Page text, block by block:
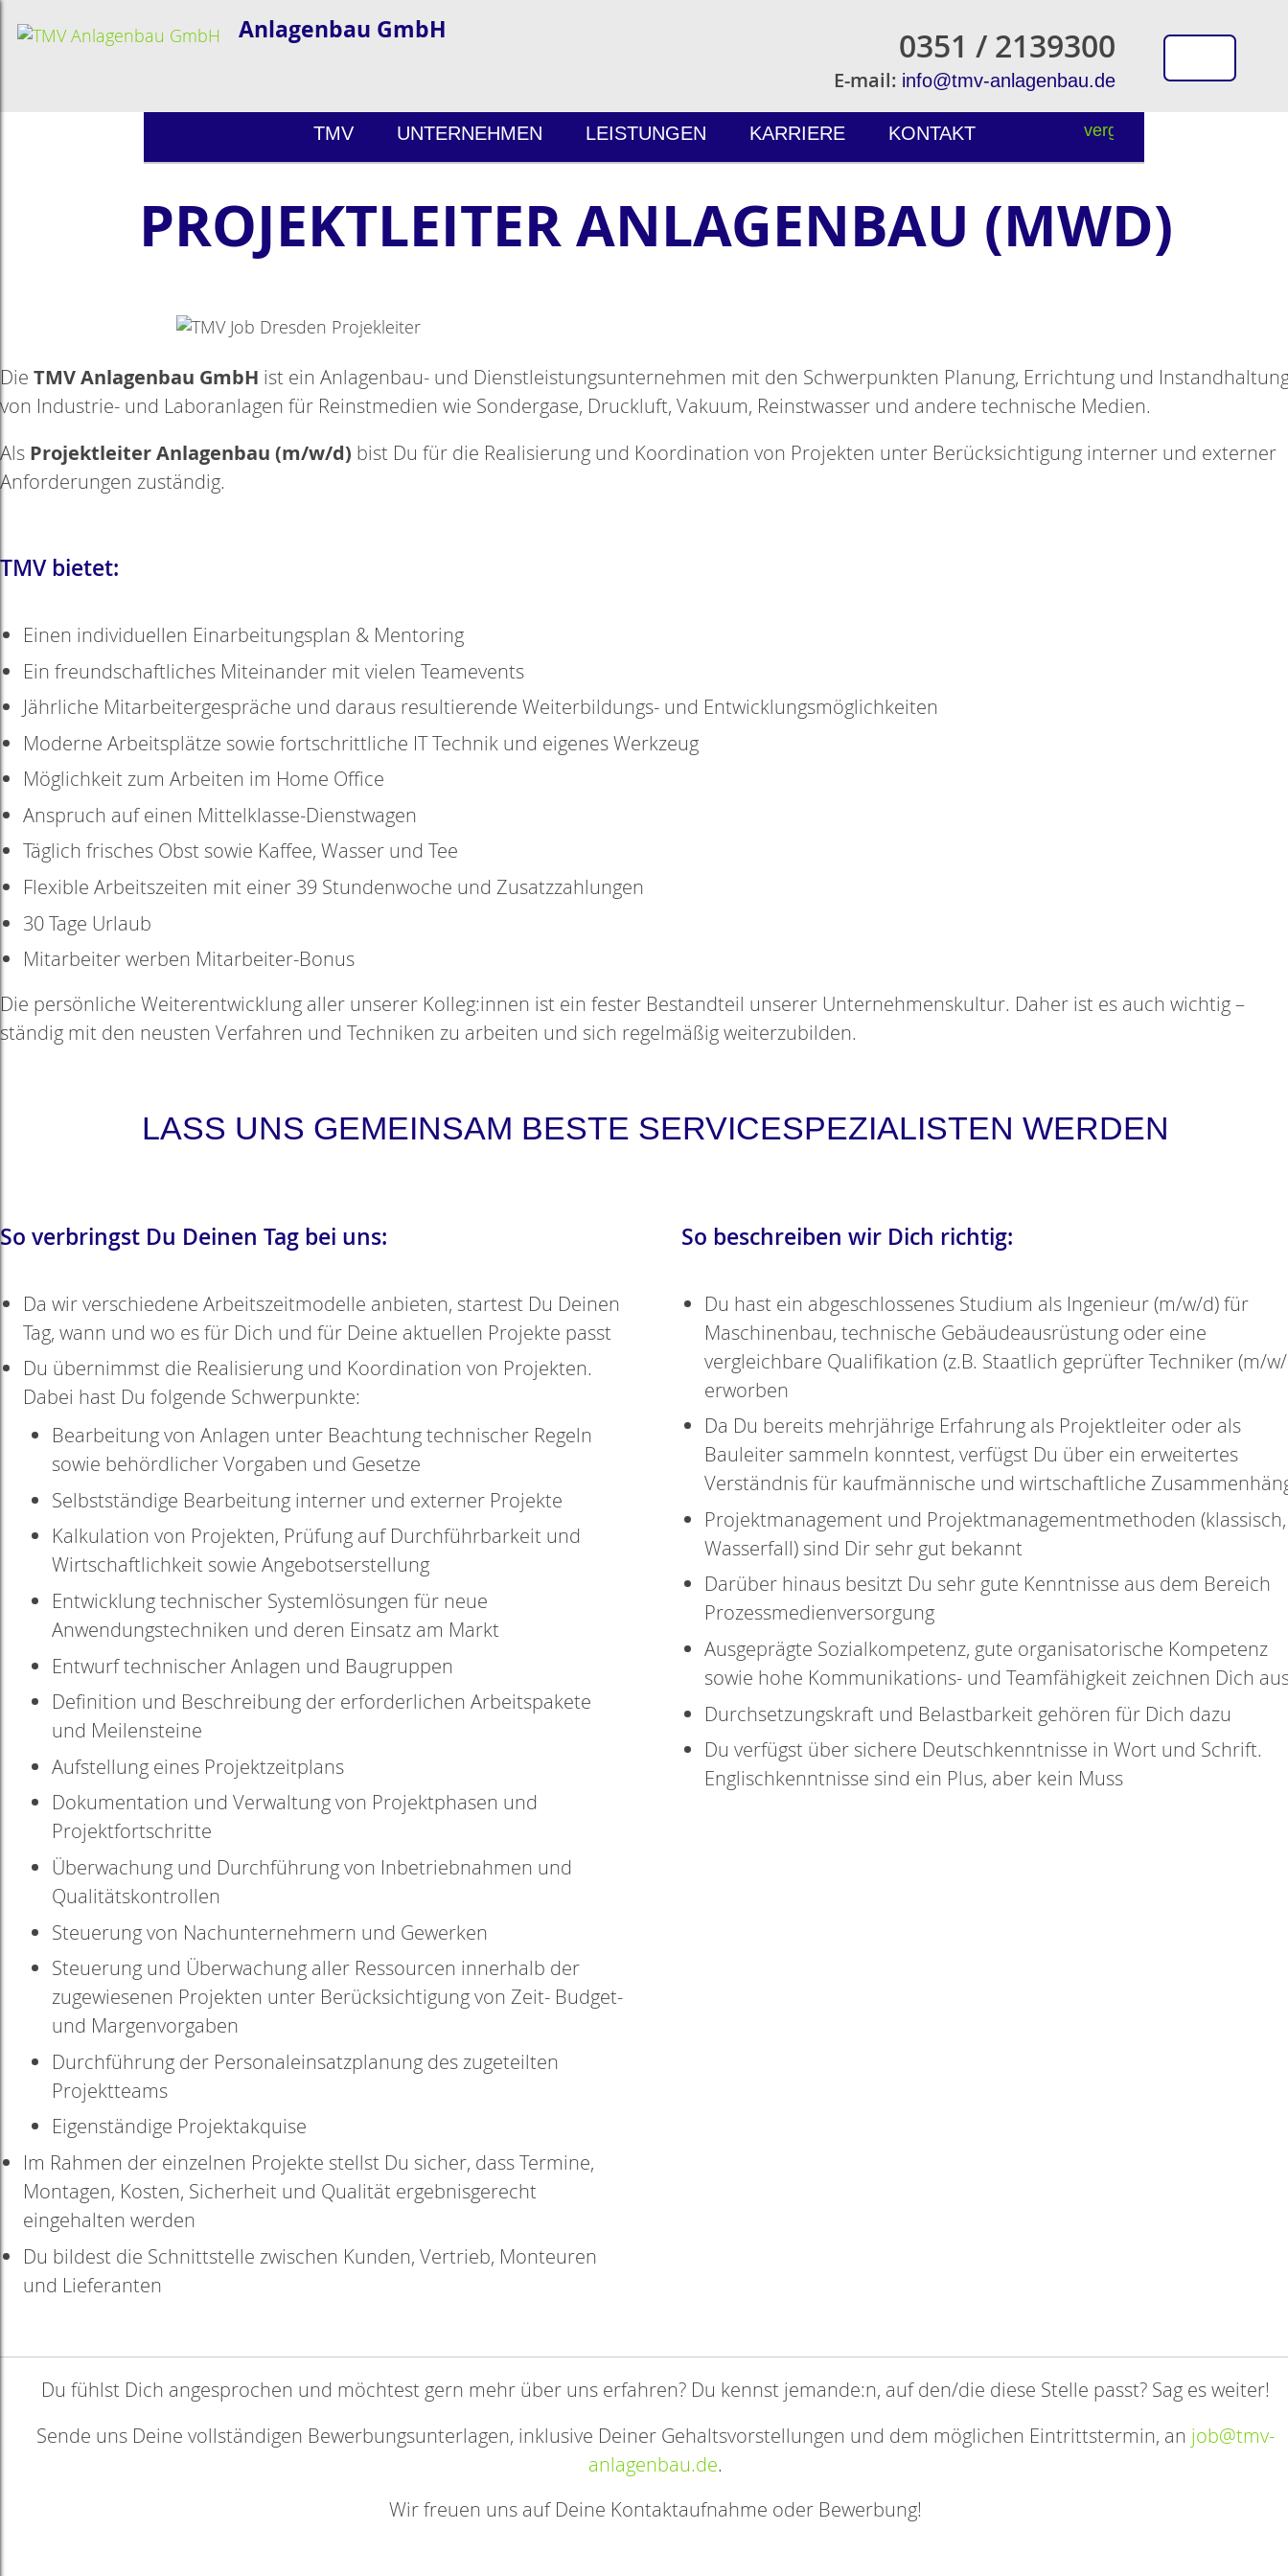
Anlagenbau GmbH 0351 / 2139300
E-mail: info@tmv-anlagenbau.de
TMV UNTERNEHMEN LEISTUNGEN KARRIERE KONTAKT
PROJEKTLEITER ANLAGENBAU (MWD)
Die TMV Anlagenbau GmbH ist ein Anlagenbau- und Dienstleistungsunternehmen mit den Schwerpunkten Planung, Errichtung und
von Industrie- und Laboranlagen für Reinstmedien wie Sondergase, Druckluft, Vakuum, Reinstwasser und andere technische Medien.
Als Projektleiter Anlagenbau (m/w/d) bist Du für die Realisierung und Koordination von Projekten unter Berücksichtigung interner und externer
Anforderungen zuständig.
TMV bietet:
Einen individuellen Einarbeitungsplan & Mentoring
Ein freundschaftliches Miteinander mit vielen Teamevents
Jährliche Mitarbeitergespräche und daraus resultierende Weiterbildungs- und Entwicklungsmöglichkeiten
Moderne Arbeitsplätze sowie fortschrittliche IT Technik und eigenes Werkzeug
Möglichkeit zum Arbeiten im Home Office
Anspruch auf einen Mittelklasse-Dienstwagen
Täglich frisches Obst sowie Kaffee, Wasser und Tee
Flexible Arbeitszeiten mit einer 39 Stundenwoche und Zusatzzahlungen
30 Tage Urlaub
Mitarbeiter werben Mitarbeiter-Bonus
Die persönliche Weiterentwicklung aller unserer Kolleg:innen ist ein fester Bestandteil unserer Unternehmenskultur. Daher ist es auch wichtig –
ständig mit den neusten Verfahren und Techniken zu arbeiten und sich regelmäßig weiterzubilden.
LASS UNS GEMEINSAM BESTE SERVICESPEZIALISTEN WERDEN
So verbringst Du Deinen Tag bei uns:
Da wir verschiedene Arbeitszeitmodelle anbieten, startest Du Deinen
Tag, wann und wo es für Dich und für Deine aktuellen Projekte passt
Du übernimmst die Realisierung und Koordination von Projekten.
Dabei hast Du folgende Schwerpunkte:
Bearbeitung von Anlagen unter Beachtung technischer Regeln
sowie behördlicher Vorgaben und Gesetze
Selbstständige Bearbeitung interner und externer Projekte
Kalkulation von Projekten, Prüfung auf Durchführbarkeit und
Wirtschaftlichkeit sowie Angebotserstellung
Entwicklung technischer Systemlösungen für neue
Anwendungstechniken und deren Einsatz am Markt
Entwurf technischer Anlagen und Baugruppen
Definition und Beschreibung der erforderlichen Arbeitspakete
und Meilensteine
Aufstellung eines Projektzeitplans
Dokumentation und Verwaltung von Projektphasen und
Projektfortschritte
Überwachung und Durchführung von Inbetriebnahmen und
Qualitätskontrollen
Steuerung von Nachunternehmern und Gewerken
Steuerung und Überwachung aller Ressourcen innerhalb der
zugewiesenen Projekten unter Berücksichtigung von Zeit- Budget-
und Margenvorgaben
Durchführung der Personaleinsatzplanung des zugeteilten
Projektteams
Eigenständige Projektakquise
Im Rahmen der einzelnen Projekte stellst Du sicher, dass Termine,
Montagen, Kosten, Sicherheit und Qualität ergebnisgerecht
eingehalten werden
Du bildest die Schnittstelle zwischen Kunden, Vertrieb, Monteuren
und Lieferanten
So beschreiben wir Dich richtig:
Du hast ein abgeschlossenes Studium als Ingenieur (m/w/d) für
Maschinenbau, technische Gebäudeausrüstung oder eine
vergleichbare Qualifikation (z.B. Staatlich geprüfter Techniker (m/
erworben
Da Du bereits mehrjährige Erfahrung als Projektleiter oder als
Bauleiter sammeln konntest, verfügst Du über ein erweitertes
Verständnis für kaufmännische und wirtschaftliche
Projektmanagement und Projektmanagementmethoden (klassisch,
Wasserfall) sind Dir sehr gut bekannt
Darüber hinaus besitzt Du sehr gute Kenntnisse aus dem Bereich
Prozessmedienversorgung
Ausgeprägte Sozialkompetenz, gute organisatorische Kompetenz
sowie hohe Kommunikations- und Teamfähigkeit zeichnen Dich
Durchsetzungskraft und Belastbarkeit gehören für Dich dazu
Du verfügst über sichere Deutschkenntnisse in Wort und Schrift.
Englischkenntnisse sind ein Plus, aber kein Muss
Du fühlst Dich angesprochen und möchtest gern mehr über uns erfahren? Du kennst jemande:n, auf den/die diese Stelle passt? Sag es weiter!
Sende uns Deine vollständigen Bewerbungsunterlagen, inklusive Deiner Gehaltsvorstellungen und dem möglichen Eintrittstermin, an job@tmv-
anlagenbau.de.
Wir freuen uns auf Deine Kontaktaufnahme oder Bewerbung!